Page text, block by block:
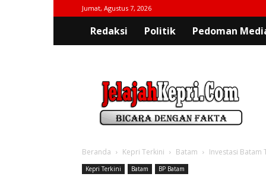
Jumat, Agustus 7, 2026
Redaksi Politik Pedoman
Beranda Kepri Terkini Batam Investasi Batam
Kepri Terkini Batam BP Batam